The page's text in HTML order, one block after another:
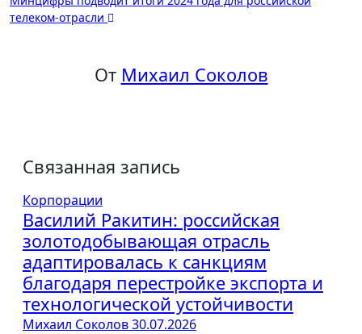
записям
телеком-отрасли
От Михаил Соколов
Связанная запись
Корпорации
Василий Ракитин: российская
золотодобывающая отрасль
адаптировалась к санкциям
благодаря перестройке экспорта и
технологической устойчивости
Михаил Соколов30.07.2026